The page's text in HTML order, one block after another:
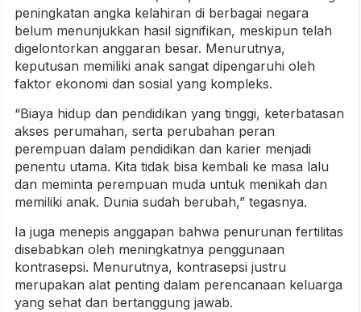
peningkatan angka kelahiran di berbagai negara
belum menunjukkan hasil signifikan, meskipun telah
digelontorkan anggaran besar. Menurutnya,
keputusan memiliki anak sangat dipengaruhi oleh
faktor ekonomi dan sosial yang kompleks.
“Biaya hidup dan pendidikan yang tinggi, keterbatasan
akses perumahan, serta perubahan peran
perempuan dalam pendidikan dan karier menjadi
penentu utama. Kita tidak bisa kembali ke masa lalu
dan meminta perempuan muda untuk menikah dan
memiliki anak. Dunia sudah berubah,” tegasnya.
Ia juga menepis anggapan bahwa penurunan fertilitas
disebabkan oleh meningkatnya penggunaan
kontrasepsi. Menurutnya, kontrasepsi justru
merupakan alat penting dalam perencanaan keluarga
yang sehat dan bertanggung jawab.